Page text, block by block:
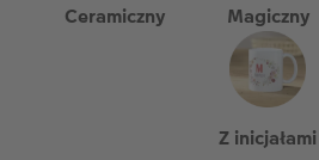
Ceramiczny Magiczny
Z inicjałami